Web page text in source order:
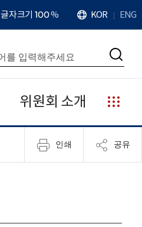
확
대
치
글자크기 100%
언
어
KOR ENG
검
위원회 소개
누
리
집
안
인쇄 공유